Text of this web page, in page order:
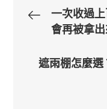
文一次收過
會再被拿
遮雨棚怎麼選